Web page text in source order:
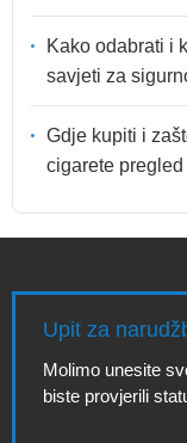
Kako odabrati i
savjeti za
Gdje kupiti i
cigarete
Upit za
Molimo unesite
biste provjerili